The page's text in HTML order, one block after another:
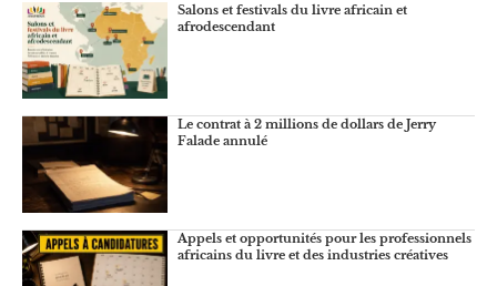
Salons et festivals du livre africain et
afrodescendant
Le contrat à 2 millions de dollars de Jerry
Falade annulé
Appels et opportunités pour les professionnels
africains du livre et des industries créatives